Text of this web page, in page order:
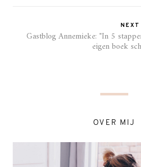
NEXT
Gastblog Annemieke: "In 5
eigen boek
OVER MIJ